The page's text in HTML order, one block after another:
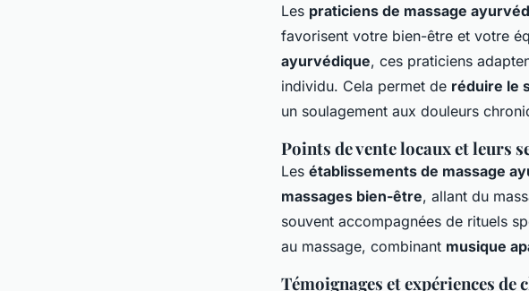
Les praticiens de massage
favorisent votre bien-être et votre
ayurvédique, ces praticiens
individu. Cela permet de réduire le
un soulagement aux douleurs
Points de vente locaux et leurs
Les établissements de massage
massages bien-être, allant du
souvent accompagnées de rituels
au massage, combinant musique
Témoignages et expériences de